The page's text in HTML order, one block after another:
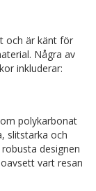
och är känt för
Några av
inkluderar:
polykarbonat
slitstarka och
designen
vart resan